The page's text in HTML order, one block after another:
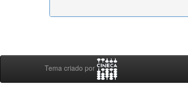
Tema criado por